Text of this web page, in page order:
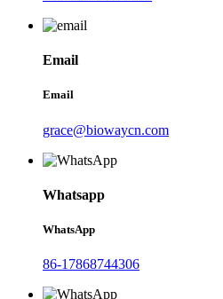
Email
Email
grace@biowaycn.com
Whatsapp
WhatsApp
86-17868744306